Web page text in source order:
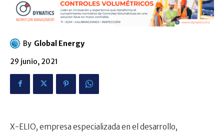
By Global Energy
29 junio, 2021
X-ELIO, empresa especializada en el desarrollo,